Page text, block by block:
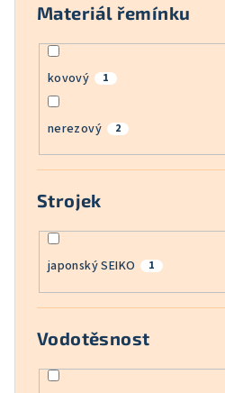
Materiál řemínku
kovový 1
nerezový 2
Strojek
japonský SEIKO 1
Vodotěsnost